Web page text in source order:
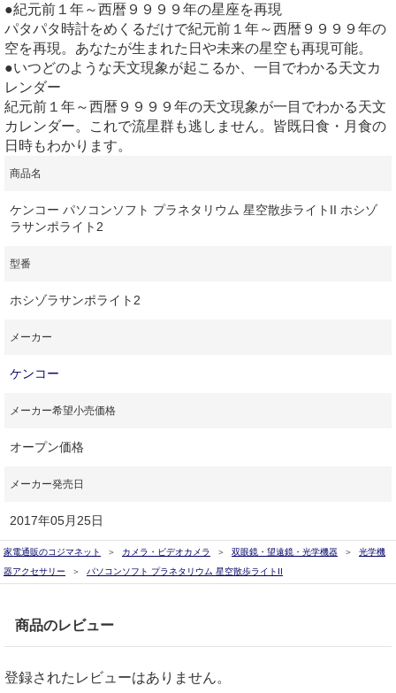
●紀元前１年～西暦９９９９年の星座を再現
パタパタ時計をめくるだけで紀元前１年～西暦９９９９年の
空を再現。あなたが生まれた日や未来の星空も再現可能。
●いつどのような天文現象が起こるか、一目でわかる天文カ
レンダー
紀元前１年～西暦９９９９年の天文現象が一目でわかる天文
カレンダー。これで流星群も逃しません。皆既日食・月食の
日時もわかります。
商品名
ケンコー パソコンソフト プラネタリウム 星空散歩ライトII ホシゾ
ラサンポライト2
型番
ホシゾラサンポライト2
メーカー
ケンコー
メーカー希望小売価格
オープン価格
メーカー発売日
2017年05月25日
家電通販のコジマネット カメラ・ビデオカメラ 双眼鏡・望遠鏡・光学機器
光学機
器アクセサリー
パソコンソフト プラネタリウム 星空散歩ライトII
商品のレビュー
登録されたレビューはありません。